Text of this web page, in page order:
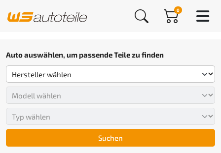
0
Auto auswählen, um passende Teile zu finden
Suchen